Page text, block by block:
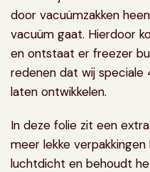
door vacuümzakken
vacuüm gaat. Hierdoor
en ontstaat er freezer
redenen dat wij
laten ontwikkelen.
In deze folie zit een
meer lekke
luchtdicht en behoudt